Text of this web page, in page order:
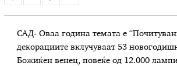
САД- Оваа година темата е
декорациите вклучуваат 53
Божиќен венец, повеќе од 12.000